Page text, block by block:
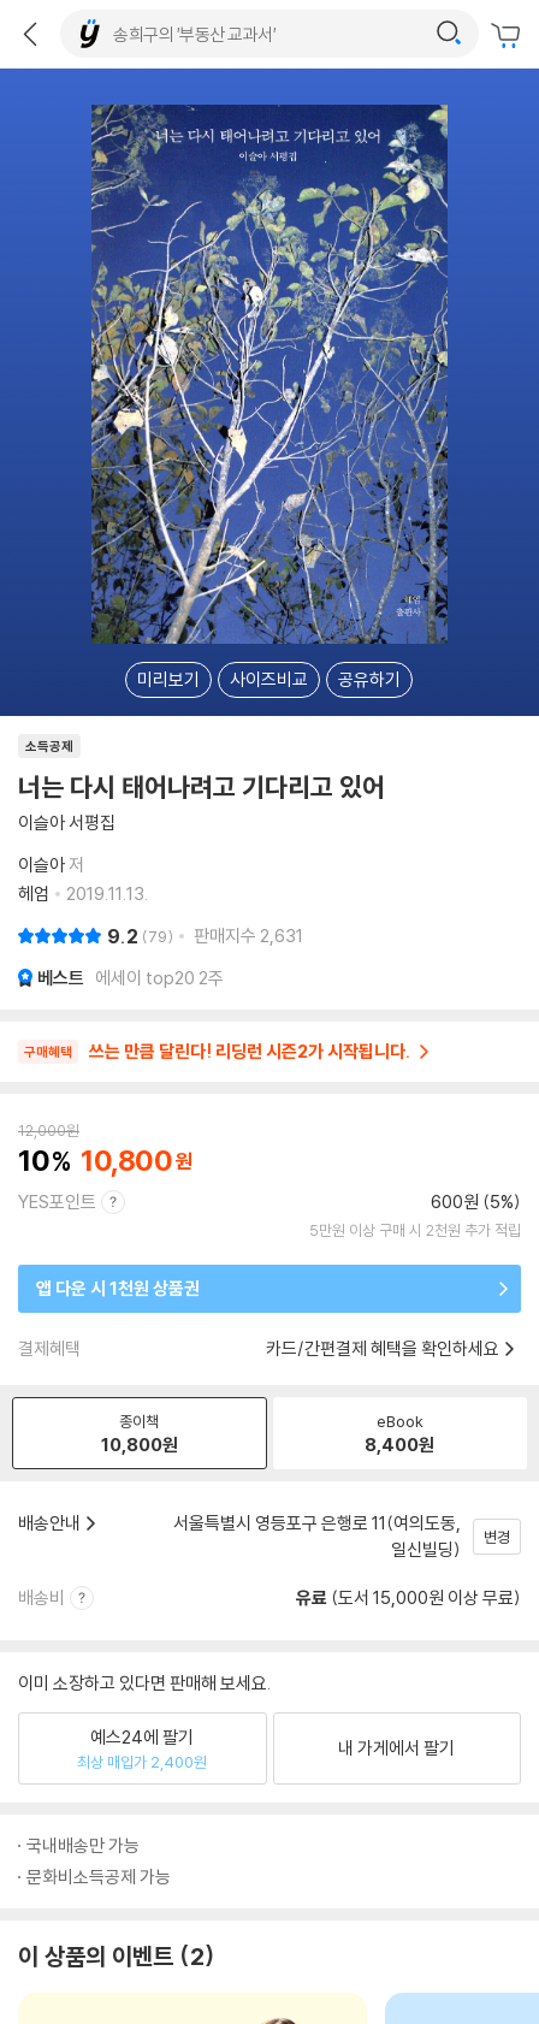
미리보기 사이즈비교 공유하기
소득공제
너는 다시 태어나려고 기다리고 있어
이슬아 서평집
이슬아저
헤엄
2019.11.13.
9.2 79 판매지수 2,631
베스트 에세이 top20 2주
구매혜택 쓰는 만큼 달린다! 리딩런 시즌2가 시작됩니다.
12,000원
10 10,800
YES포인트 600원 (5%)
5만원 이상 구매 시 2천원 추가 적립
앱 다운 시 1천원 상품권
결제혜택 카드/간편결제 혜택을 확인하세요
종이책
10,800원
eBook
8,400원
배송안내
서울특별시 영등포구 은행로 11(여의도동,
일신빌딩)
변경
배송비 유료 (도서 15,000원 이상 무료)
이미 소장하고 있다면 판매해 보세요.
예스24에 팔기
최상 매입가 2,400원
내 가게에서 팔기
국내배송만 가능
문화비소득공제 가능
이 상품의 이벤트 2